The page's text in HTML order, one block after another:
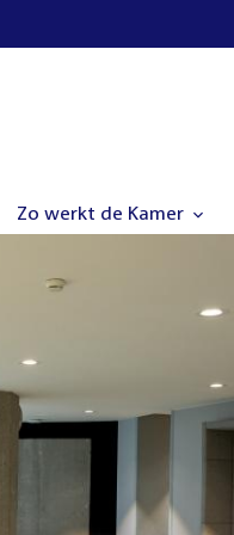
Zo werkt de Kamer